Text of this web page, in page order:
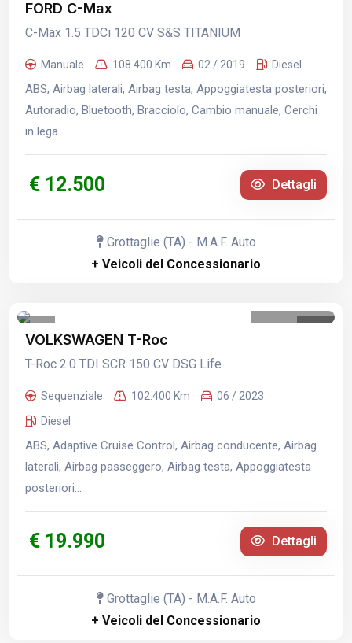
FORD C-Max
C-Max 1.5 TDCi 120 CV S&S TITANIUM
Manuale 108.400 Km 02 / 2019 Diesel
ABS, Airbag laterali, Airbag testa, Appoggiatesta posteriori,
Autoradio, Bluetooth, Bracciolo, Cambio manuale, Cerchi
in lega...
€ 12.500 Dettagli
Grottaglie (TA) - M.A.F. Auto
+ Veicoli del Concessionario
1 /10
VOLKSWAGEN T-Roc
T-Roc 2.0 TDI SCR 150 CV DSG Life
Sequenziale 102.400 Km
06 / 2023
Diesel
ABS, Adaptive Cruise Control, Airbag conducente, Airbag
laterali, Airbag passeggero, Airbag testa, Appoggiatesta
posteriori...
€ 19.990 Dettagli
Grottaglie (TA) - M.A.F. Auto
+ Veicoli del Concessionario